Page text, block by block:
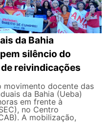
da Bahia
silêncio do
reivindicações
movimento docente das
da Bahia (Ueba)
em frente à
no Centro
A mobilização,